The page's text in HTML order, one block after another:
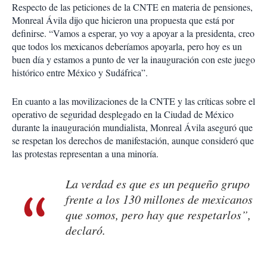
Respecto de las peticiones de la CNTE en materia de pensiones,
Monreal Ávila dijo que hicieron una propuesta que está por
definirse. “Vamos a esperar, yo voy a apoyar a la presidenta, creo
que todos los mexicanos deberíamos apoyarla, pero hoy es un
buen día y estamos a punto de ver la inauguración con este juego
histórico entre México y Sudáfrica”.
En cuanto a las movilizaciones de la CNTE y las críticas sobre el
operativo de seguridad desplegado en la Ciudad de México
durante la inauguración mundialista, Monreal Ávila aseguró que
se respetan los derechos de manifestación, aunque consideró que
las protestas representan a una minoría.
La verdad es que es un pequeño grupo
frente a los 130 millones de mexicanos
que somos, pero hay que respetarlos”,
declaró.